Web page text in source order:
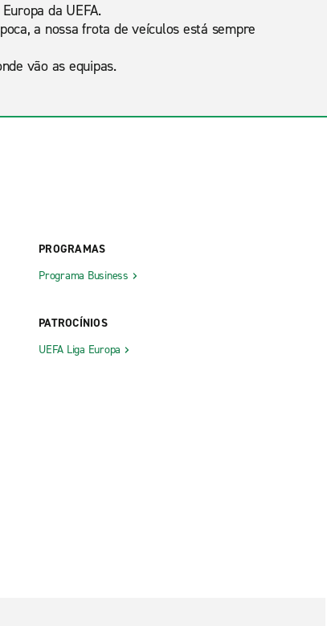
da UEFA.
a nossa frota de veículos está sempre
vão as equipas.
PROGRAMAS
Programa Business
PATROCÍNIOS
UEFA Liga Europa